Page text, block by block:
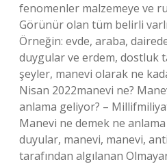
fenomenler malzemeye ve
Görünür olan tüm belirli
Örneğin: evde, araba,
duygular ve erdem, dostluk
şeyler, manevi olarak ne
Nisan 2022manevi ne?
anlama geliyor? –
Manevi ne demek ne
duyular, manevi, manevi,
tarafından algılanan